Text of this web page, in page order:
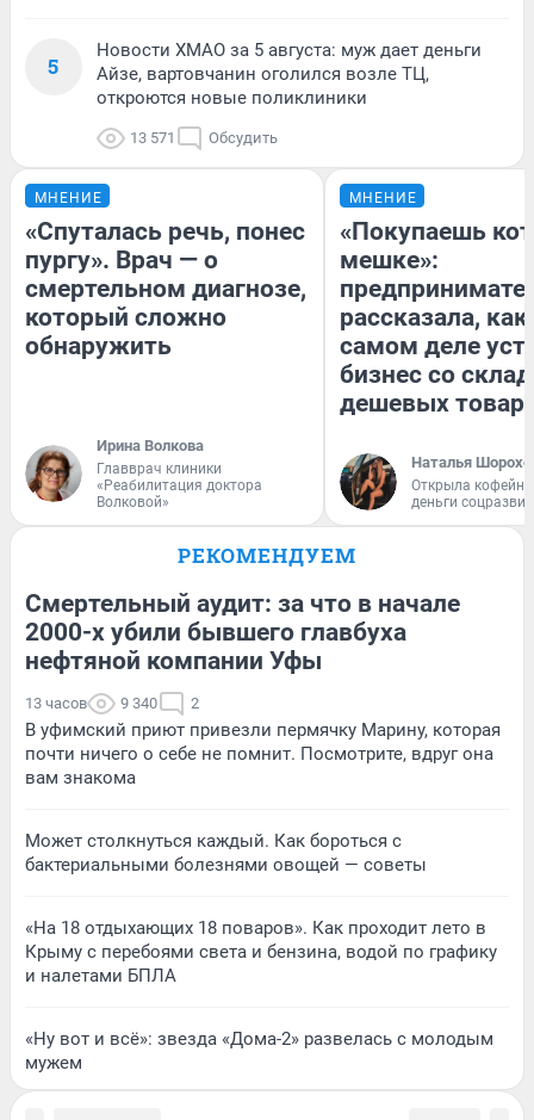
5
Новости ХМАО за 5 августа: муж дает деньги
Айзе, вартовчанин оголился возле ТЦ,
откроются новые поликлиники
13 571 Обсудить
МНЕНИЕ
«Спуталась речь, понес
пургу». Врач — о
смертельном диагнозе,
который сложно
обнаружить
Ирина Волкова
Главврач клиники
«Реабилитация доктора
Волковой»
МНЕНИЕ
«Покупаешь
мешке»:
рассказала, как
самом деле
бизнес со
дешевых
Наталья
Открыла
деньги
РЕКОМЕНДУЕМ
Смертельный аудит: за что в начале
2000-х убили бывшего главбуха
нефтяной компании Уфы
13 часов 9 340 2
В уфимский приют привезли пермячку Марину, которая
почти ничего о себе не помнит. Посмотрите, вдруг она
вам знакома
Может столкнуться каждый. Как бороться с
бактериальными болезнями овощей — советы
«На 18 отдыхающих 18 поваров». Как проходит лето в
Крыму с перебоями света и бензина, водой по графику
и налетами БПЛА
«Ну вот и всё»: звезда «Дома-2» развелась с молодым
мужем